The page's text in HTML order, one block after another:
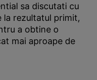
sa discutati cu
la rezultatul primit,
a obtine o
mai aproape de